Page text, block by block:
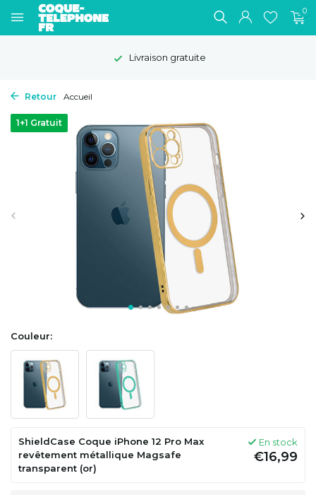
0
Livraison gratuite
Retour Accueil
1+1 Gratuit
Couleur:
ShieldCase Coque iPhone 12 Pro Max
revêtement métallique Magsafe
transparent (or)
En stock
€16,99